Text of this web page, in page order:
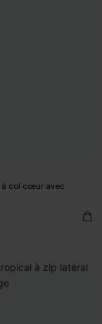
à col cœur avec